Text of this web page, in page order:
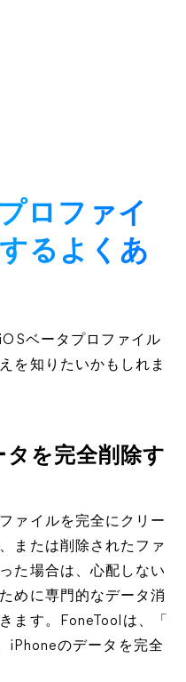
ロファイ
るよくあ
ベータプロファイル
を知りたいかもしれま
タを完全削除す
ァイルを完全にクリー
または削除されたファ
た場合は、心配しない
めに専門的なデータ消
ます。FoneToolは、「
iPhoneのデータを完全